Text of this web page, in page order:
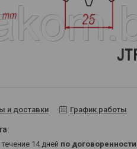
и доставки График работы
14 дней по договоренности